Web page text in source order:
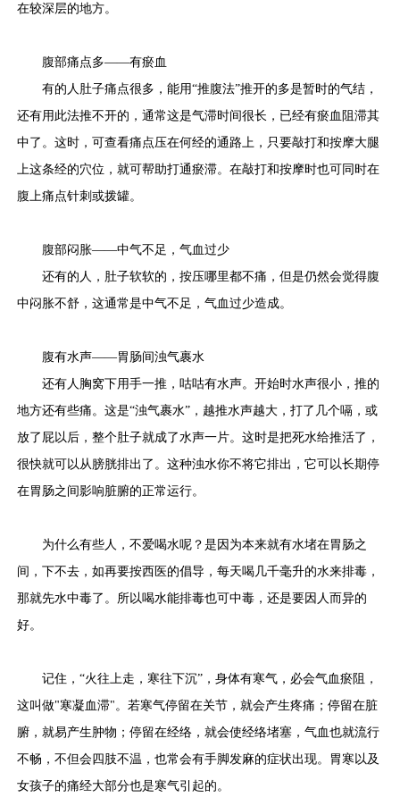
在较深层的地方。
腹部痛点多——有瘀血
有的人肚子痛点很多，能用“推腹法”推开的多是暂时的气结，
还有用此法推不开的，通常这是气滞时间很长，已经有瘀血阻滞其
中了。这时，可查看痛点压在何经的通路上，只要敲打和按摩大腿
上这条经的穴位，就可帮助打通瘀滞。在敲打和按摩时也可同时在
腹上痛点针刺或拨罐。
腹部闷胀——中气不足，气血过少
还有的人，肚子软软的，按压哪里都不痛，但是仍然会觉得腹
中闷胀不舒，这通常是中气不足，气血过少造成。
腹有水声——胃肠间浊气裹水
还有人胸窝下用手一推，咕咕有水声。开始时水声很小，推的
地方还有些痛。这是“浊气裹水”，越推水声越大，打了几个嗝，或
放了屁以后，整个肚子就成了水声一片。这时是把死水给推活了，
很快就可以从膀胱排出了。这种浊水你不将它排出，它可以长期停
在胃肠之间影响脏腑的正常运行。
为什么有些人，不爱喝水呢？是因为本来就有水堵在胃肠之
间，下不去，如再要按西医的倡导，每天喝几千毫升的水来排毒，
那就先水中毒了。所以喝水能排毒也可中毒，还是要因人而异的
好。
记住，“火往上走，寒往下沉”，身体有寒气，必会气血瘀阻，
这叫做"寒凝血滞"。若寒气停留在关节，就会产生疼痛；停留在脏
腑，就易产生肿物；停留在经络，就会使经络堵塞，气血也就流行
不畅，不但会四肢不温，也常会有手脚发麻的症状出现。胃寒以及
女孩子的痛经大部分也是寒气引起的。